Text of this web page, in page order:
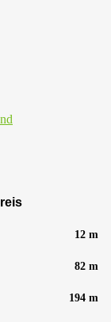
12 m
82 m
194 m